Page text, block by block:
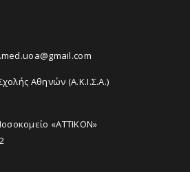
Αθηνών (Α.Κ.Ι.Σ.Α.)
«ΑΤΤΙΚΟΝ»